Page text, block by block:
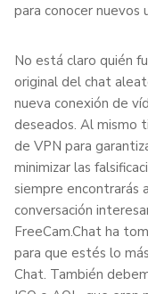
para conocer nuevos
No está claro quién
original del chat
nueva conexión de
deseados. Al mismo
de VPN para
minimizar las
siempre encontrarás
conversación
FreeCam.Chat ha
para que estés lo
Chat. También